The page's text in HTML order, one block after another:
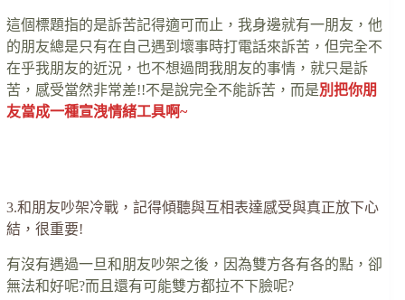
這個標題指的是訴苦記得適可而止，我身邊就有一朋友，他
的朋友總是只有在自己遇到壞事時打電話來訴苦，但完全不
在乎我朋友的近況，也不想過問我朋友的事情，就只是訴
苦，感受當然非常差!!不是說完全不能訴苦，而是別把你朋
友當成一種宣洩情緒工具啊~
3.和朋友吵架冷戰，記得傾聽與互相表達感受與真正放下心
結，很重要!
有沒有遇過一旦和朋友吵架之後，因為雙方各有各的點，卻
無法和好呢?而且還有可能雙方都拉不下臉呢?